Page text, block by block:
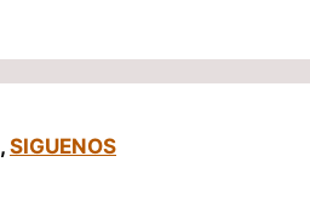
, SIGUENOS